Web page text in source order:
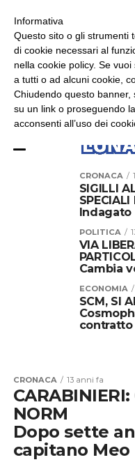
ASCOLTA RADIO LUNA
CRONACA
SIGILLI
SPECIALI
POLITICA
VIA
Cambia
ECONOMIA
SCM, SI
contratto
CRONACA 13 anni fa
NORM
Dopo sette
capitano Meo
×
Informativa
Questo sito o gli strumenti
di cookie necessari al
nella cookie policy. Se
a tutti o ad alcuni cookie,
Chiudendo questo
su un link o proseguendo
acconsenti all’uso dei